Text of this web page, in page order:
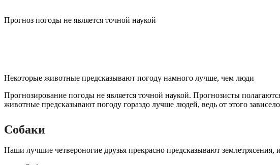
Прогноз погоды не является точной наукой
Некоторые животные предсказывают погоду намного лучше, чем люди
Прогнозирование погоды не является точной наукой. Прогнозисты
животные предсказывают погоду гораздо лучше людей, ведь от этого
Собаки
Наши лучшие четвероногие друзья прекрасно предсказывают